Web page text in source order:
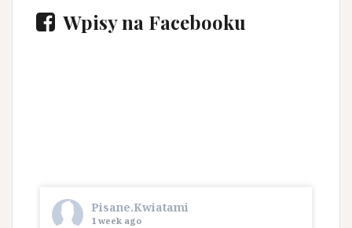
Wpisy na Facebooku
Pisane.Kwiatami
1 week ago